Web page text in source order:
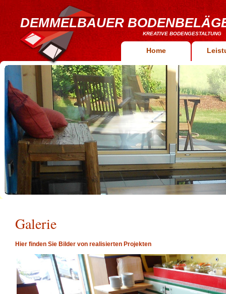
DEMMELBAUER
KREATIVE BODENGESTALTUNG
Home
Galerie
Hier finden Sie Bilder von realisierten Projekten